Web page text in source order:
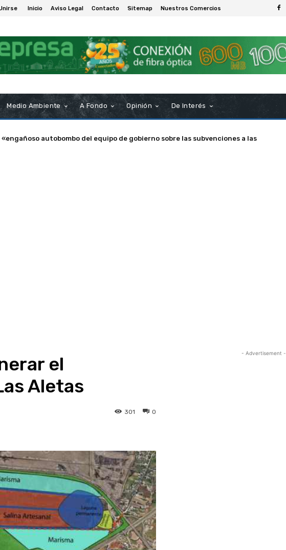
Inicio Aviso Legal Contacto Sitemap Nuestros Comercios
Medio Ambiente A Fondo Opinión De Interés
nombra Socio de Honor a Manuel Rosendo Sánchez
el
Aletas
0
301
- Advertisement -